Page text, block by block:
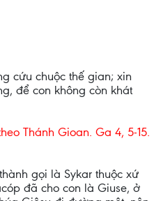
cứu chuộc thế gian; xin
để con không còn khát
Thánh Gioan. Ga 4, 5-15.
gọi là Sykar thuộc xứ
đã cho con là Giuse, ở